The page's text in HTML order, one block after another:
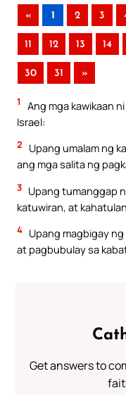
« 1 2 3
11 12 13 14
30 31 »
1
Ang mga kawikaan
Israel:
2
Upang umalam ng
ang mga salita ng
3 Upang tumanggap
katuwiran, at
4 Upang magbigay
at pagbubulay sa
Get answers to